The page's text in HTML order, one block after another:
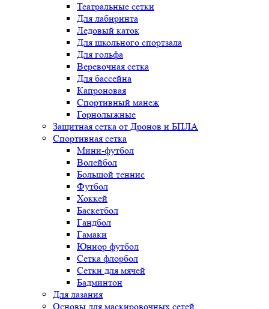
Театральные сетки
Для лабиринта
Ледовый каток
Для школьного спортзала
Для гольфа
Веревочная сетка
Для бассейна
Капроновая
Спортивный манеж
Горнолыжные
Защитная сетка от Дронов и БПЛА
Спортивная сетка
Мини-футбол
Волейбол
Большой теннис
Футбол
Хоккей
Баскетбол
Гандбол
Гамаки
Юниор футбол
Сетка флорбол
Сетки для мячей
Бадминтон
Для лазания
Основы для маскировочных сетей